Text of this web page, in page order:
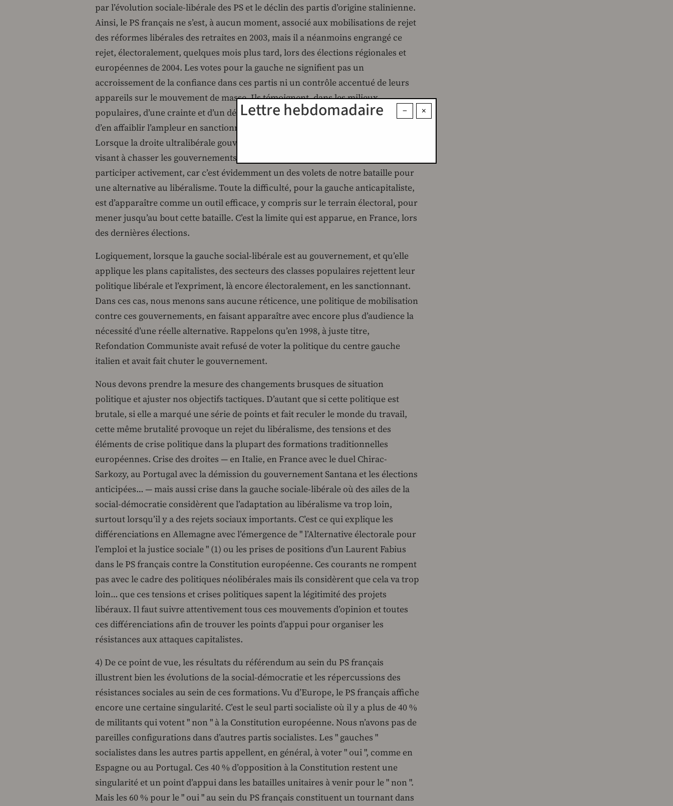
par l’évolution sociale-libérale des PS et le déclin des partis d’origine stalinienne.
Ainsi, le PS français ne s’est, à aucun moment, associé aux mobilisations de rejet
des réformes libérales des retraites en 2003, mais il a néanmoins engrangé ce
rejet, électoralement, quelques mois plus tard, lors des élections régionales et
européennes de 2004. Les votes pour la gauche ne signifient pas un
accroissement de la confiance dans ces partis ni un contrôle accentué de leurs
appareils sur le mouvement de masse. Ils témoignent, dans les milieux
populaires, d’une crainte et d’un désaveu des réformes libérales, de la volonté
d’en affaiblir l’ampleur en sanctionnant ceux qui en sont les maîtres d’œuvre.
Lorsque la droite ultralibérale gouverne, nous devons organiser la mobilisation
visant à chasser les gouvernements de droite dans la rue ou dans les urnes, et y
participer activement, car c’est évidemment un des volets de notre bataille pour
une alternative au libéralisme. Toute la difficulté, pour la gauche anticapitaliste,
est d’apparaître comme un outil efficace, y compris sur le terrain électoral, pour
mener jusqu’au bout cette bataille. C’est la limite qui est apparue, en France, lors
des dernières élections.
Logiquement, lorsque la gauche social-libérale est au gouvernement, et qu’elle
applique les plans capitalistes, des secteurs des classes populaires rejettent leur
politique libérale et l’expriment, là encore électoralement, en les sanctionnant.
Dans ces cas, nous menons sans aucune réticence, une politique de mobilisation
contre ces gouvernements, en faisant apparaître avec encore plus d’audience la
nécessité d’une réelle alternative. Rappelons qu’en 1998, à juste titre,
Refondation Communiste avait refusé de voter la politique du centre gauche
italien et avait fait chuter le gouvernement.
Nous devons prendre la mesure des changements brusques de situation
politique et ajuster nos objectifs tactiques. D’autant que si cette politique est
brutale, si elle a marqué une série de points et fait reculer le monde du travail,
cette même brutalité provoque un rejet du libéralisme, des tensions et des
éléments de crise politique dans la plupart des formations traditionnelles
européennes. Crise des droites — en Italie, en France avec le duel Chirac-
Sarkozy, au Portugal avec la démission du gouvernement Santana et les élections
anticipées… — mais aussi crise dans la gauche sociale-libérale où des ailes de la
social-démocratie considèrent que l’adaptation au libéralisme va trop loin,
surtout lorsqu’il y a des rejets sociaux importants. C’est ce qui explique les
différenciations en Allemagne avec l’émergence de " l’Alternative électorale pour
l’emploi et la justice sociale " (1) ou les prises de positions d’un Laurent Fabius
dans le PS français contre la Constitution européenne. Ces courants ne rompent
pas avec le cadre des politiques néolibérales mais ils considèrent que cela va trop
loin… que ces tensions et crises politiques sapent la légitimité des projets
libéraux. Il faut suivre attentivement tous ces mouvements d’opinion et toutes
ces différenciations afin de trouver les points d’appui pour organiser les
résistances aux attaques capitalistes.
4) De ce point de vue, les résultats du référendum au sein du PS français
illustrent bien les évolutions de la social-démocratie et les répercussions des
résistances sociales au sein de ces formations. Vu d’Europe, le PS français affiche
encore une certaine singularité. C’est le seul parti socialiste où il y a plus de 40 %
de militants qui votent " non " à la Constitution européenne. Nous n’avons pas de
pareilles configurations dans d’autres partis socialistes. Les " gauches "
socialistes dans les autres partis appellent, en général, à voter " oui ", comme en
Espagne ou au Portugal. Ces 40 % d’opposition à la Constitution restent une
singularité et un point d’appui dans les batailles unitaires à venir pour le " non ".
Mais les 60 % pour le " oui " au sein du PS français constituent un tournant dans
×
−
Lettre hebdomadaire